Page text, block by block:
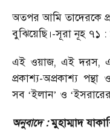
অতপর আমি তাদেরকে
বুঝিয়েছি।-সূরা নূহ ৭১
এই ওয়াজ, এই দরস, এই
প্রকাশ্য-অপ্রকাশ্য
সব ‘ইলান’ ও ‘
অনুবাদে : মুহাম্মাদ